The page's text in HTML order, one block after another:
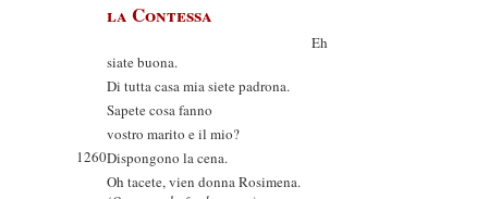
la Contessa
Eh
siate buona.
Di tutta casa mia siete padrona.
Sapete cosa fanno
vostro marito e il mio?
1260Dispongono la cena.
Oh tacete, vien donna Rosimena.